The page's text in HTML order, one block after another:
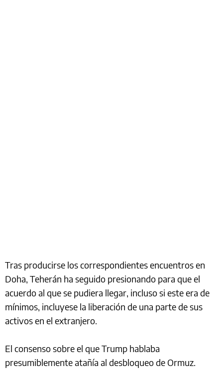
Tras producirse los correspondientes encuentros en
Doha, Teherán ha seguido presionando para que el
acuerdo al que se pudiera llegar, incluso si este era de
mínimos, incluyese la liberación de una parte de sus
activos en el extranjero.
El consenso sobre el que Trump hablaba
presumiblemente atañía al desbloqueo de Ormuz.